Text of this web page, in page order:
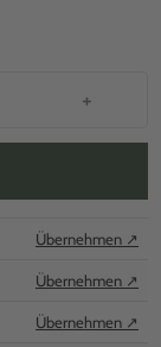
+
Übernehmen ↗
Übernehmen ↗
Übernehmen ↗